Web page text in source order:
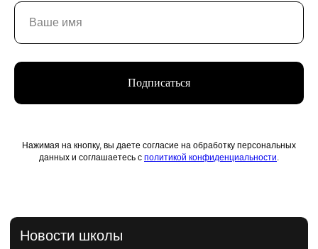
Подписаться
Нажимая на кнопку, вы даете согласие на обработку персональных
данных и соглашаетесь с политикой конфиденциальности